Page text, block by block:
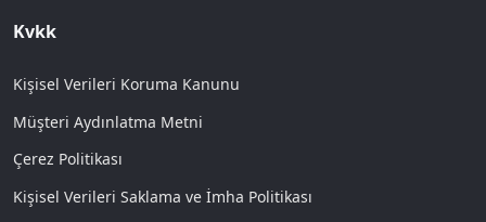
Kvkk
Kişisel Verileri Koruma Kanunu
Müşteri Aydınlatma Metni
Çerez Politikası
Kişisel Verileri Saklama ve İmha Politikası